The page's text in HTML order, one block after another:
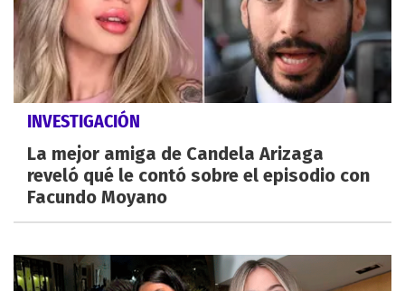
INVESTIGACIÓN
La mejor amiga de Candela Arizaga
reveló qué le contó sobre el episodio con
Facundo Moyano